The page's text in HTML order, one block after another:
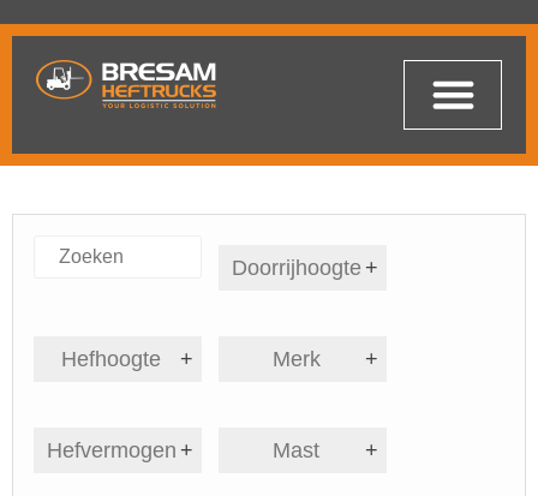
Doorrijhoogte +
Hefhoogte + Merk +
Hefvermogen + Mast +